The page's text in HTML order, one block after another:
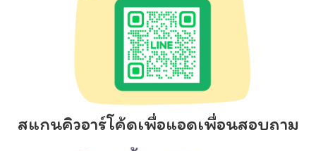
สแกนคิวอาร์โค้ดเพื่อแอดเพื่อนสอบถาม